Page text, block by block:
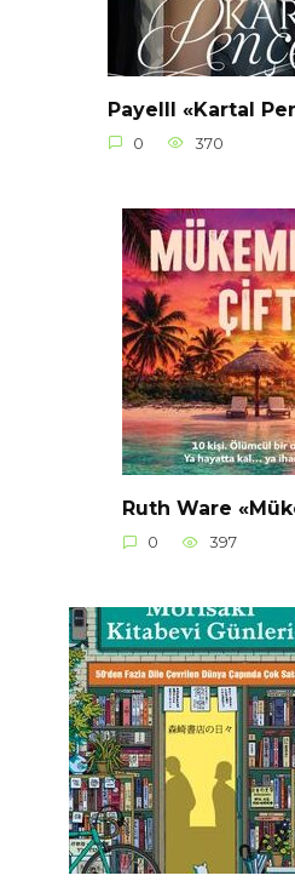
Payelll «Kartal
0 370
Ruth Ware
0 397